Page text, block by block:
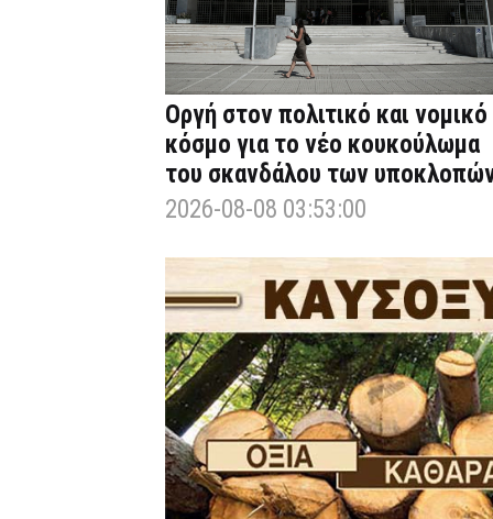
Οργή στον πολιτικό και νομικό
κόσμο για το νέο κουκούλωμα
του σκανδάλου των
2026-08-08 03:53:00